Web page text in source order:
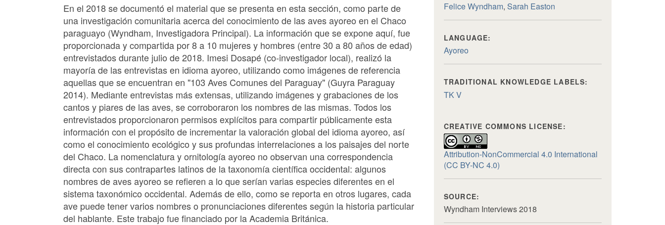
Image Metadata
En el 2018 se documentó el material que se presenta en esta sección, como parte de
una investigación comunitaria acerca del conocimiento de las aves ayoreo en el Chaco
paraguayo (Wyndham, Investigadora Principal). La información que se expone aquí, fue
proporcionada y compartida por 8 a 10 mujeres y hombres (entre 30 a 80 años de edad)
entrevistados durante julio de 2018. Imesi Dosapé (co-investigador local), realizó la
mayoría de las entrevistas en idioma ayoreo, utilizando como imágenes de referencia
aquellas que se encuentran en "103 Aves Comunes del Paraguay" (Guyra Paraguay
2014). Mediante entrevistas más extensas, utilizando imágenes y grabaciones de los
cantos y piares de las aves, se corroboraron los nombres de las mismas. Todos los
entrevistados proporcionaron permisos explícitos para compartir públicamente esta
información con el propósito de incrementar la valoración global del idioma ayoreo, así
como el conocimiento ecológico y sus profundas interrelaciones a los paisajes del norte
del Chaco. La nomenclatura y ornitología ayoreo no observan una correspondencia
directa con sus contrapartes latinos de la taxonomía científica occidental: algunos
nombres de aves ayoreo se refieren a lo que serían varias especies diferentes en el
sistema taxonómico occidental. Además de ello, como se reporta en otros lugares, cada
ave puede tener varios nombres o pronunciaciones diferentes según la historia particular
del hablante. Este trabajo fue financiado por la Academia Británica.
Felice Wyndham, Sarah Easton
LANGUAGE:
Ayoreo
TRADITIONAL KNOWLEDGE LABELS:
TK V
CREATIVE COMMONS LICENSE:
Attribution-NonCommercial 4.0 International
(CC BY-NC 4.0)
SOURCE:
Wyndham Interviews 2018